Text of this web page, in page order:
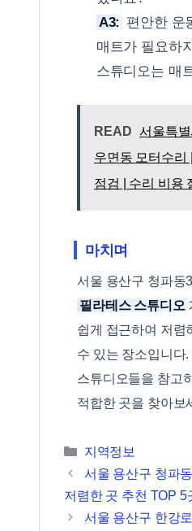
A3: 편안한 운
매트가 필요하
스튜디오는 매
READ 서울특
우면동 모터수리
점검 | 수리 비용
마치며
서울 용산구 청파동
필라테스 스튜디오
쉽게 접근하여 저렴
수 있는 장소입니다
스튜디오들을 참고
적합한 곳을 찾아보
카테고리
지역정보
서울 용산구 청파
저렴한 곳 추천 TOP 5
서울 용산구 한강